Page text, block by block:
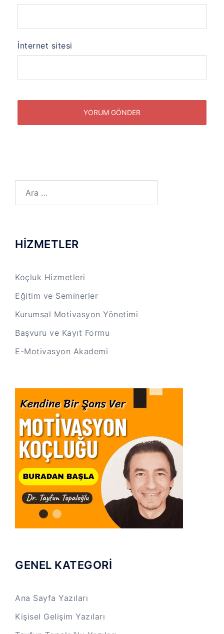
İnternet sitesi
HİZMETLER
Koçluk Hizmetleri
Eğitim ve Seminerler
Kurumsal Motivasyon Yönetimi
Başvuru ve Kayıt Formu
E-Motivasyon Akademi
GENEL KATEGORİ
Ana Sayfa Yazıları
Kişisel Gelişim Yazıları